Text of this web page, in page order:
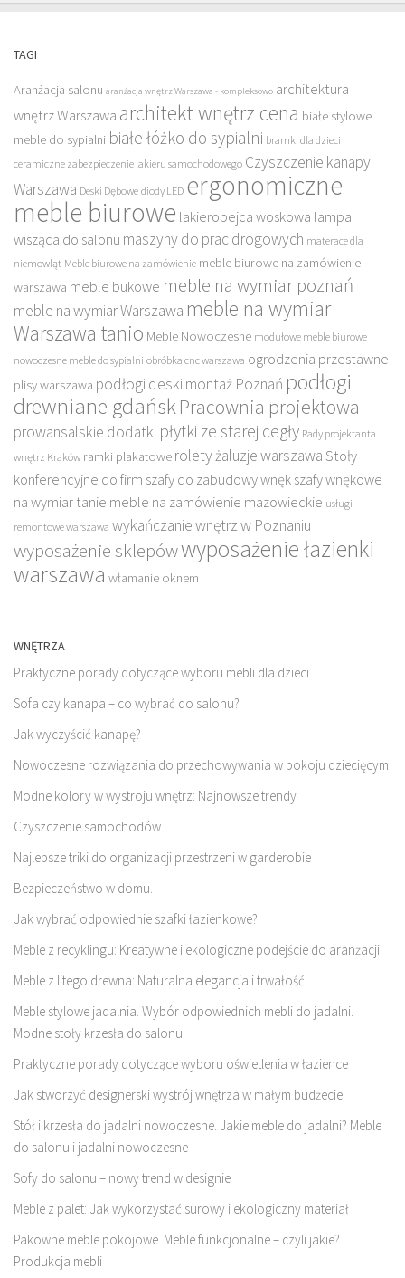
TAGI
Aranżacja salonu aranżacja wnętrz Warszawa - kompleksowo architektura
wnętrz Warszawa architekt wnętrz cena białe stylowe
meble do sypialni białe łóżko do sypialni bramki dla dzieci
ceramiczne zabezpieczenie lakieru samochodowego Czyszczenie kanapy
Warszawa Deski Dębowe diody LED ergonomiczne
meble biurowe lakierobejca woskowa lampa
wisząca do salonu maszyny do prac drogowych materace dla
niemowląt Meble biurowe na zamówienie meble biurowe na zamówienie
warszawa meble bukowe meble na wymiar poznań
meble na wymiar Warszawa meble na wymiar
Warszawa tanio Meble Nowoczesne modułowe meble biurowe
nowoczesne meble do sypialni obróbka cnc warszawa ogrodzenia przestawne
plisy warszawa podłogi deski montaż Poznań podłogi
drewniane gdańskPracownia projektowa
prowansalskie dodatki płytki ze starej cegły Rady projektanta
wnętrz Kraków ramki plakatowe rolety żaluzje warszawa Stoły
konferencyjne do firm szafy do zabudowy wnęk szafy wnękowe
na wymiar tanie meble na zamówienie mazowieckie usługi
remontowe warszawa wykańczanie wnętrz w Poznaniu
wyposażenie sklepówwyposażenie łazienki
warszawa włamanie oknem
WNĘTRZA
Praktyczne porady dotyczące wyboru mebli dla dzieci
Sofa czy kanapa – co wybrać do salonu?
Jak wyczyścić kanapę?
Nowoczesne rozwiązania do przechowywania w pokoju dziecięcym
Modne kolory w wystroju wnętrz: Najnowsze trendy
Czyszczenie samochodów.
Najlepsze triki do organizacji przestrzeni w garderobie
Bezpieczeństwo w domu.
Jak wybrać odpowiednie szafki łazienkowe?
Meble z recyklingu: Kreatywne i ekologiczne podejście do aranżacji
Meble z litego drewna: Naturalna elegancja i trwałość
Meble stylowe jadalnia. Wybór odpowiednich mebli do jadalni.
Modne stoły krzesła do salonu
Praktyczne porady dotyczące wyboru oświetlenia w łazience
Jak stworzyć designerski wystrój wnętrza w małym budżecie
Stół i krzesła do jadalni nowoczesne. Jakie meble do jadalni? Meble
do salonu i jadalni nowoczesne
Sofy do salonu – nowy trend w designie
Meble z palet: Jak wykorzystać surowy i ekologiczny materiał
Pakowne meble pokojowe. Meble funkcjonalne – czyli jakie?
Produkcja mebli